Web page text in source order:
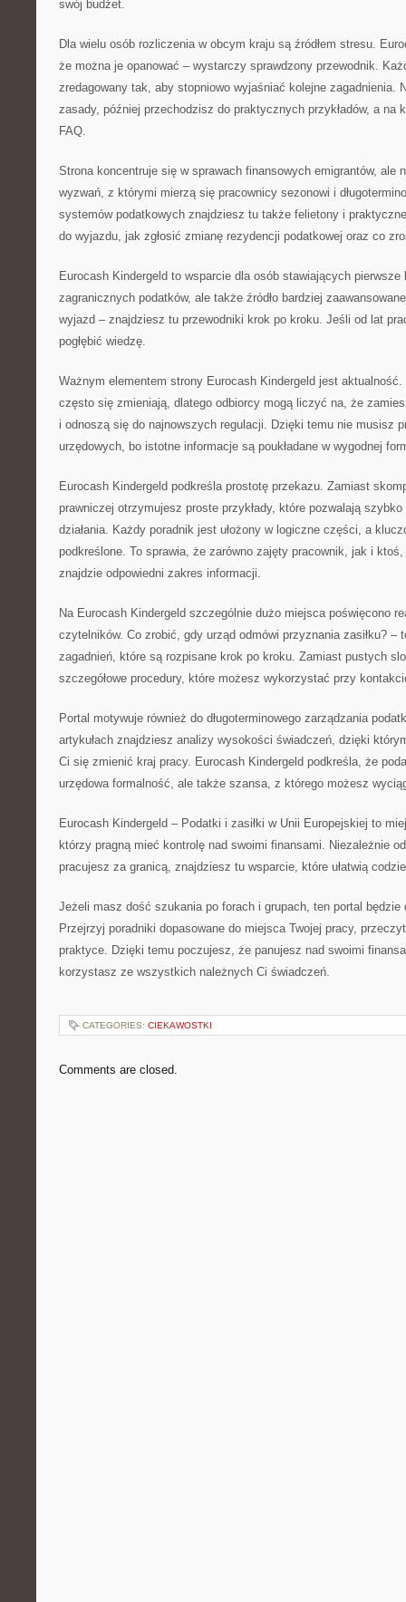
swój budżet.
Dla wielu osób rozliczenia w obcym kraju są źródłem stresu.
że można je opanować – wystarczy sprawdzony przewodnik.
zredagowany tak, aby stopniowo wyjaśniać kolejne zagadnienia.
zasady, później przechodzisz do praktycznych przykładów, a na
FAQ.
Strona koncentruje się w sprawach finansowych emigrantów, ale
wyzwań, z którymi mierzą się pracownicy sezonowi i
systemów podatkowych znajdziesz tu także felietony i
do wyjazdu, jak zgłosić zmianę rezydencji podatkowej oraz co
Eurocash Kindergeld to wsparcie dla osób stawiających pierwsze
zagranicznych podatków, ale także źródło bardziej
wyjazd – znajdziesz tu przewodniki krok po kroku. Jeśli od lat
pogłębić wiedzę.
Ważnym elementem strony Eurocash Kindergeld jest
często się zmieniają, dlatego odbiorcy mogą liczyć na, że
i odnoszą się do najnowszych regulacji. Dzięki temu nie musisz
urzędowych, bo istotne informacje są poukładane w wygodnej
Eurocash Kindergeld podkreśla prostotę przekazu. Zamiast
prawniczej otrzymujesz proste przykłady, które pozwalają
działania. Każdy poradnik jest ułożony w logiczne części, a
podkreślone. To sprawia, że zarówno zajęty pracownik, jak i
znajdzie odpowiedni zakres informacji.
Na Eurocash Kindergeld szczególnie dużo miejsca poświęcono
czytelników. Co zrobić, gdy urząd odmówi przyznania zasiłku? –
zagadnień, które są rozpisane krok po kroku. Zamiast pustych
szczegółowe procedury, które możesz wykorzystać przy
Portal motywuje również do długoterminowego zarządzania
artykułach znajdziesz analizy wysokości świadczeń, dzięki
Ci się zmienić kraj pracy. Eurocash Kindergeld podkreśla, że
urzędowa formalność, ale także szansa, z którego możesz
Eurocash Kindergeld – Podatki i zasiłki w Unii Europejskiej to
którzy pragną mieć kontrolę nad swoimi finansami. Niezależnie
pracujesz za granicą, znajdziesz tu wsparcie, które ułatwią
Jeżeli masz dość szukania po forach i grupach, ten portal będzie
Przejrzyj poradniki dopasowane do miejsca Twojej pracy,
praktyce. Dzięki temu poczujesz, że panujesz nad swoimi
korzystasz ze wszystkich należnych Ci świadczeń.
CATEGORIES: CIEKAWOSTKI
Comments are closed.